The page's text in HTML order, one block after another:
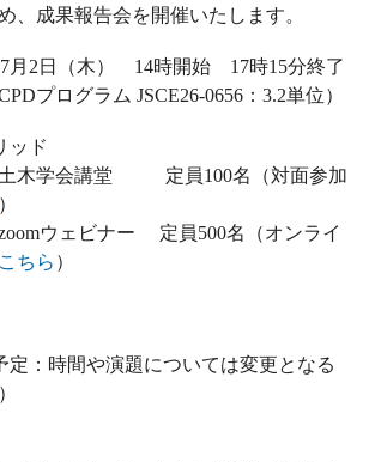
、成果報告会を開催いたします。
月2日（木） 14時開始 17時15分終了
プログラム JSCE26-0656：3.2単位）
ッド
会講堂 定員100名（対面参加
）
ウェビナー 定員500名（オンライ
こちら ）
定：時間や演題については変更となる